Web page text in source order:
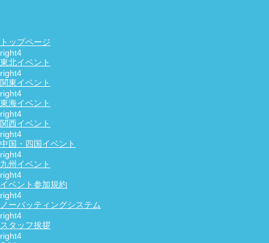
トップページ
東北イベント
関東イベント
東海イベント
関西イベント
中国・四国イベント
九州イベント
イベント参加規約
ノーバッティングシステム
スタッフ挨拶
NewDay